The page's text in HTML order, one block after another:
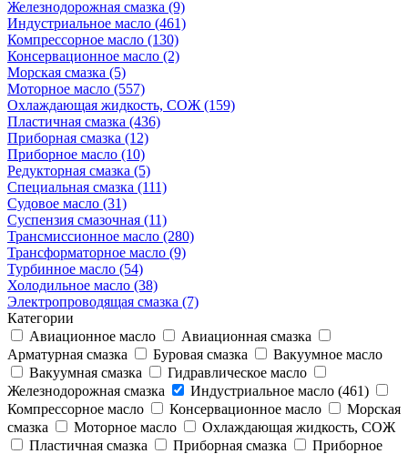
Железнодорожная смазка (9)
Индустриальное масло (461)
Компрессорное масло (130)
Консервационное масло (2)
Морская смазка (5)
Моторное масло (557)
Охлаждающая жидкость, СОЖ (159)
Пластичная смазка (436)
Приборная смазка (12)
Приборное масло (10)
Редукторная смазка (5)
Специальная смазка (111)
Судовое масло (31)
Суспензия смазочная (11)
Трансмиссионное масло (280)
Трансформаторное масло (9)
Турбинное масло (54)
Холодильное масло (38)
Электропроводящая смазка (7)
Категории
Авиационное масло
Авиационная смазка
Арматурная смазка
Буровая смазка
Вакуумное масло
Вакуумная смазка
Гидравлическое масло
Железнодорожная смазка
Индустриальное масло (461)
Компрессорное масло
Консервационное масло
Морская
смазка
Моторное масло
Охлаждающая жидкость, СОЖ
Пластичная смазка
Приборная смазка
Приборное